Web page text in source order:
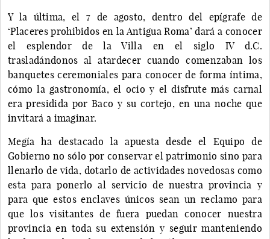
Y la última, el 7 de agosto, dentro del epígrafe de
‘Placeres prohibidos en la Antigua Roma’ dará a conocer
el esplendor de la Villa en el siglo IV d.C.
trasladándonos al atardecer cuando comenzaban los
banquetes ceremoniales para conocer de forma íntima,
cómo la gastronomía, el ocio y el disfrute más carnal
era presidida por Baco y su cortejo, en una noche que
invitará a imaginar.
Megía ha destacado la apuesta desde el Equipo de
Gobierno no sólo por conservar el patrimonio sino para
llenarlo de vida, dotarlo de actividades novedosas como
esta para ponerlo al servicio de nuestra provincia y
para que estos enclaves únicos sean un reclamo para
que los visitantes de fuera puedan conocer nuestra
provincia en toda su extensión y seguir manteniendo